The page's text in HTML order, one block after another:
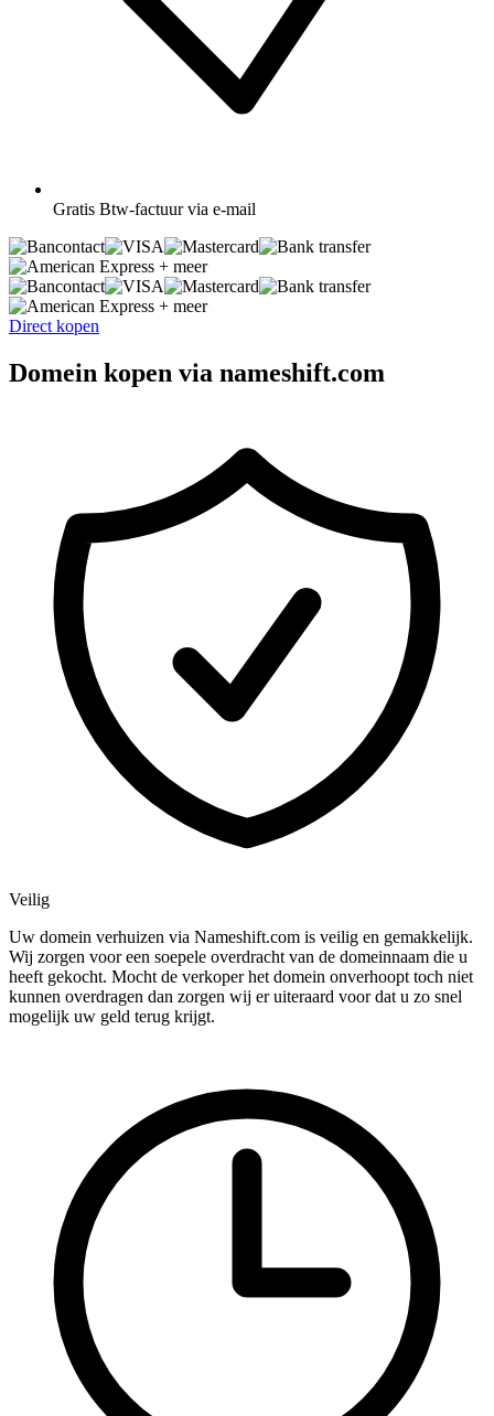
Gratis Btw-factuur via e-mail
+ meer
+ meer
Direct kopen
Domein kopen via nameshift.com
Veilig
Uw domein verhuizen via Nameshift.com is veilig en gemakkelijk.
Wij zorgen voor een soepele overdracht van de domeinnaam die u
heeft gekocht. Mocht de verkoper het domein onverhoopt toch niet
kunnen overdragen dan zorgen wij er uiteraard voor dat u zo snel
mogelijk uw geld terug krijgt.